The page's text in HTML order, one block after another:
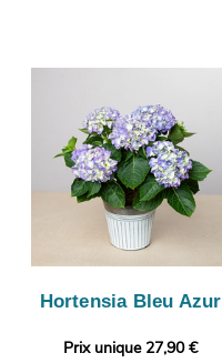
Hortensia Bleu Azur
Prix unique 27,90 €